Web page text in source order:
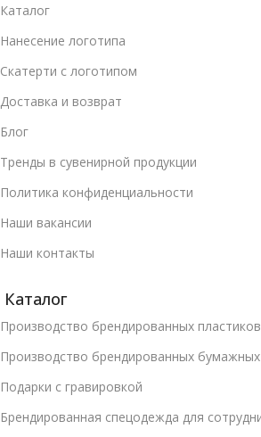
Каталог
Нанесение логотипа
Скатерти с логотипом
Доставка и возврат
Блог
Тренды в сувенирной продукции
Политика конфиденциальности
Наши вакансии
Наши контакты
Каталог
Производство брендированных
Производство брендированных бумажных
Подарки с гравировкой
Брендированная спецодежда для